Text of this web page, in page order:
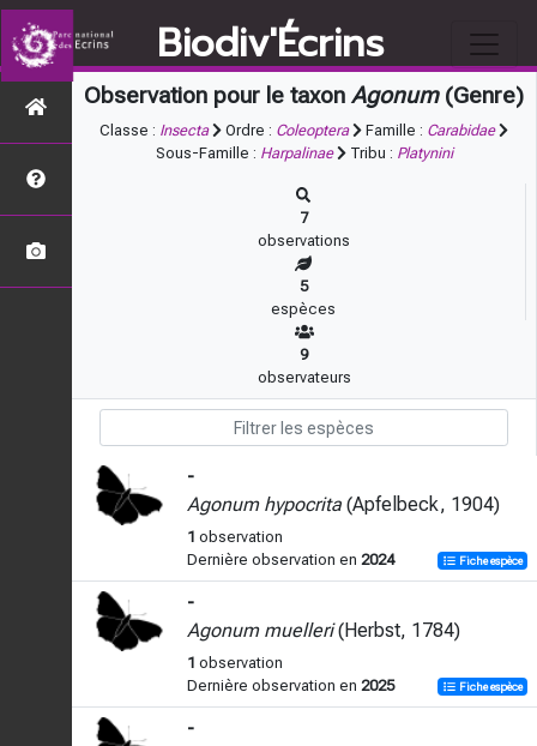
Biodiv'Écrins
Observation pour le taxon Agonum(Genre)
Classe : Insecta Ordre : Coleoptera Famille : Carabidae
Sous-Famille : Harpalinae Tribu : Platynini
7
observations
5
espèces
9
observateurs
-
Agonum hypocrita (Apfelbeck, 1904)
1 observation
Dernière observation en 2024 Fiche espèce
-
Agonum muelleri(Herbst, 1784)
1 observation
Dernière observation en 2025 Fiche espèce
-